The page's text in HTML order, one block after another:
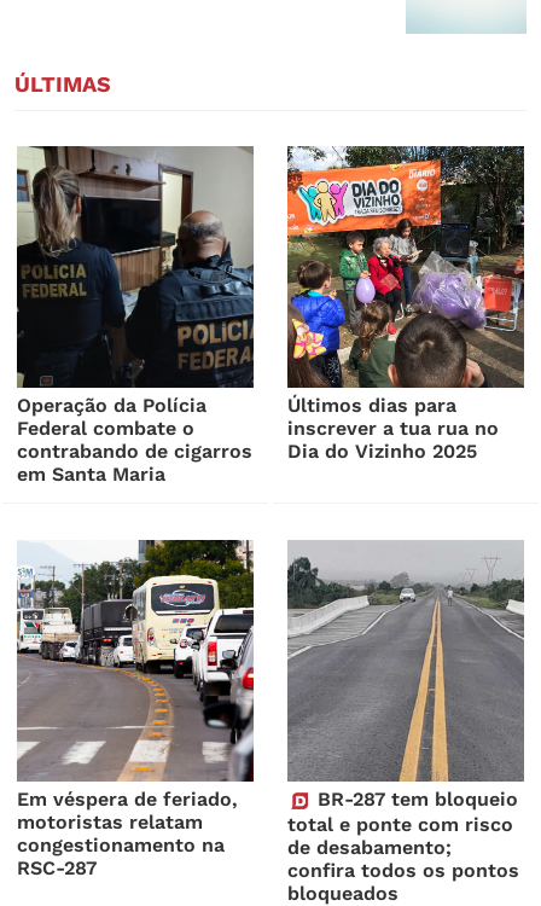
ÚLTIMAS
Operação da Polícia
Federal combate o
contrabando de cigarros
em Santa Maria
Últimos dias para
inscrever a tua rua no
Dia do Vizinho 2025
Em véspera de feriado,
motoristas relatam
congestionamento na
RSC-287
BR-287 tem bloqueio
total e ponte com risco
de desabamento;
confira todos os pontos
bloqueados